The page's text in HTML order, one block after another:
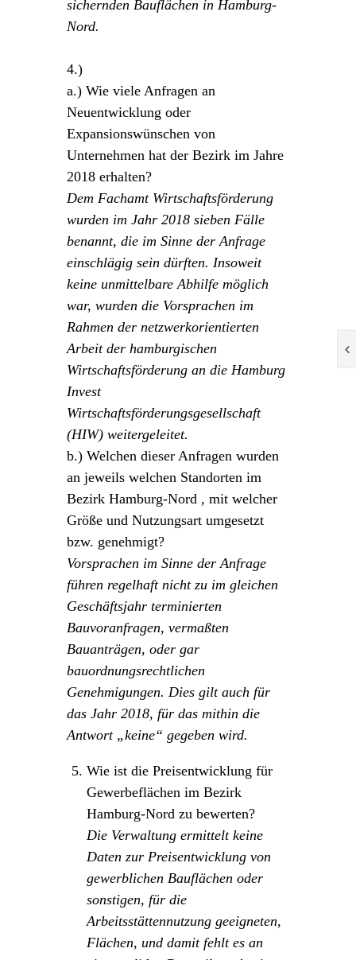
sichernden Bauflächen in Hamburg-
Nord.
4.)
a.) Wie viele Anfragen an
Neuentwicklung oder
Expansionswünschen von
Unternehmen hat der Bezirk im Jahre
2018 erhalten?
Dem Fachamt Wirtschaftsförderung
wurden im Jahr 2018 sieben Fälle
benannt, die im Sinne der Anfrage
einschlägig sein dürften. Insoweit
keine unmittelbare Abhilfe möglich
war, wurden die Vorsprachen im
Rahmen der netzwerkorientierten
Arbeit der hamburgischen
Wirtschaftsförderung an die Hamburg
Invest
Wirtschaftsförderungsgesellschaft
(HIW) weitergeleitet.
b.) Welchen dieser Anfragen wurden
an jeweils welchen Standorten im
Bezirk Hamburg-Nord , mit welcher
Größe und Nutzungsart umgesetzt
bzw. genehmigt?
Vorsprachen im Sinne der Anfrage
führen regelhaft nicht zu im gleichen
Geschäftsjahr terminierten
Bauvoranfragen, vermaßten
Bauanträgen, oder gar
bauordnungsrechtlichen
Genehmigungen. Dies gilt auch für
das Jahr 2018, für das mithin die
Antwort „keine“ gegeben wird.
Wie ist die Preisentwicklung für
Gewerbeflächen im Bezirk
Hamburg-Nord zu bewerten?
Die Verwaltung ermittelt keine
Daten zur Preisentwicklung von
gewerblichen Bauflächen oder
sonstigen, für die
Arbeitsstättennutzung geeigneten,
Flächen, und damit fehlt es an